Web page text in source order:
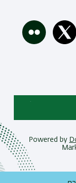
Powered by